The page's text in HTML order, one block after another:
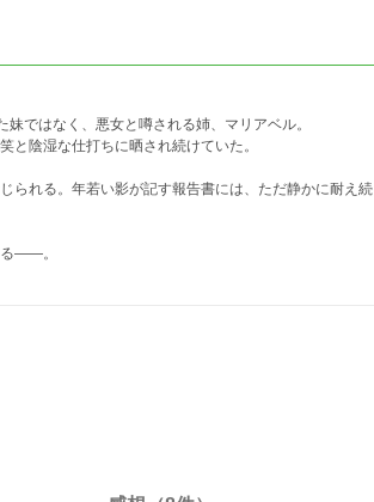
ではなく、悪女と噂される姉、マリアベル。
と陰湿な仕打ちに晒され続けていた。
られる。年若い影が記す報告書には、ただ静かに耐え続
る――。